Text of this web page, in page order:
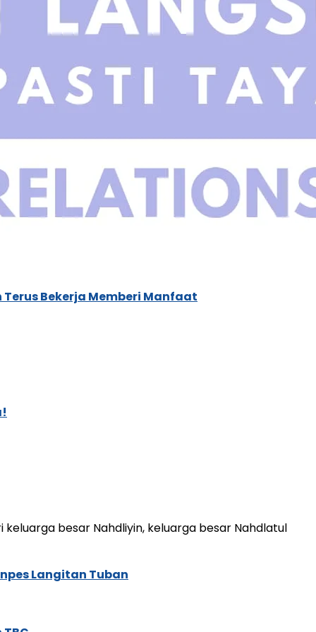
Terus Bekerja Memberi Manfaat
besar Nahdliyin, keluarga besar Nahdlatul
Langitan Tuban